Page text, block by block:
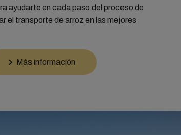
ayudarte en cada paso del proceso de
el transporte de arroz en las mejores
Más información